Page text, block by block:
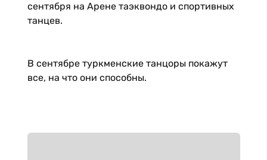
сентября на Арене таэквондо и спортивных
танцев.
В сентябре туркменские танцоры покажут
все, на что они способны.